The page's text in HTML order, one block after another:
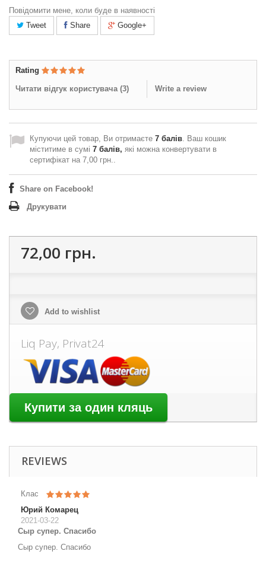
Повідомити мене, коли буде в наявності
Tweet
Share Google+
Rating
Читати відгук користувача (3) Write a review
Купуючи цей товар, Ви отримаєте 7 балів. Ваш кошик
міститиме в сумі 7 балів, які можна конвертувати в
сертифікат на 7,00 грн..
Share on Facebook!
Друкувати
72,00 грн.
Add to wishlist
Liq Pay, Privat24
REVIEWS
Клас
Юрий Комарец
2021-03-22
Сыр супер. Спасибо
Сыр супер. Спасибо